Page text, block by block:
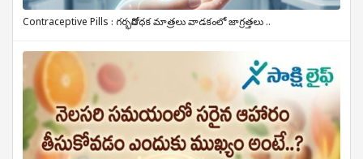
Contraceptive Pills : గర్భనిరోధక మాత్రలు వాడకంలో జాగ్రత్తలు ..